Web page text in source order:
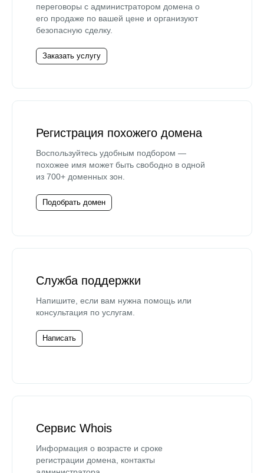
переговоры с администратором домена о
его продаже по вашей цене и организуют
безопасную сделку.
Заказать услугу
Регистрация похожего домена
Воспользуйтесь удобным подбором —
похожее имя может быть свободно в одной
из 700+ доменных зон.
Подобрать домен
Служба поддержки
Напишите, если вам нужна помощь или
консультация по услугам.
Написать
Сервис Whois
Информация о возрасте и сроке
регистрации домена, контакты